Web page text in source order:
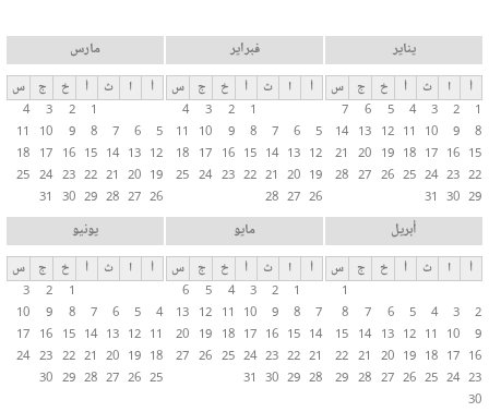
ب
ا
ت
ا
ل
أ
ا
س
ي
ة
يناير
أ ا ث أ خ ج
س
1
2
3
4
5
6
7
8
9
10
11
12
13
14
15
16
17
18
19
20
21
22
23
24
25
26
27
28
29
30
31
فبراير
أ ا ث أ خ ج
س
1
2
3
4
5
6
7
8
9
10
11
12
13
14
15
16
17
18
19
20
21
22
23
24
25
26
27
28
مارس
أ ا ث أ خ ج
س
1
2
3
4
5
6
7
8
9
10
11
12
13
14
15
16
17
18
19
20
21
22
23
24
25
26
27
28
29
30
31
أبريل
أ ا ث أ خ ج
س
1
2
3
4
5
6
7
8
9
10
11
12
13
14
15
16
17
18
19
20
21
22
23
24
25
26
27
28
29
30
مايو
أ ا ث أ خ ج
س
1
2
3
4
5
6
7
8
9
10
11
12
13
14
15
16
17
18
19
20
21
22
23
24
25
26
27
28
29
30
31
يونيو
أ ا ث أ خ ج
س
1
2
3
4
5
6
7
8
9
10
11
12
13
14
15
16
17
18
19
20
21
22
23
24
25
26
27
28
29
30